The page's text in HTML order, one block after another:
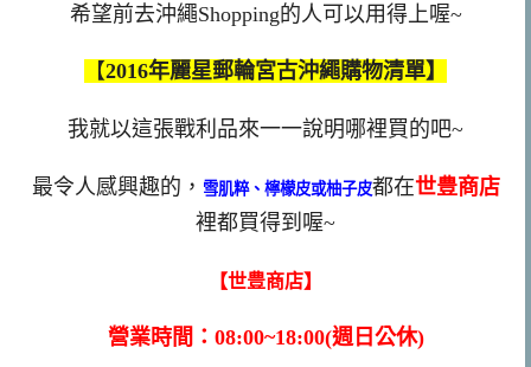
希望前去沖繩Shopping的人可以用得上喔~
【2016年麗星郵輪宮古沖繩購物清單】
我就以這張戰利品來一一說明哪裡買的吧~
最令人感興趣的， 雪肌粹、檸檬皮或柚子皮都在世豊商店
裡都買得到喔~
【世豊商店】
營業時間：08:00~18:00(週日公休)